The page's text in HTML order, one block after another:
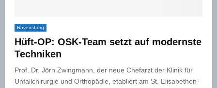
Ravensburg
Hüft-OP: OSK-Team setzt auf modernste
Techniken
Prof. Dr. Jörn Zwingmann, der neue Chefarzt der Klinik für
Unfallchirurgie und Orthopädie, etabliert am St. Elisabethen-